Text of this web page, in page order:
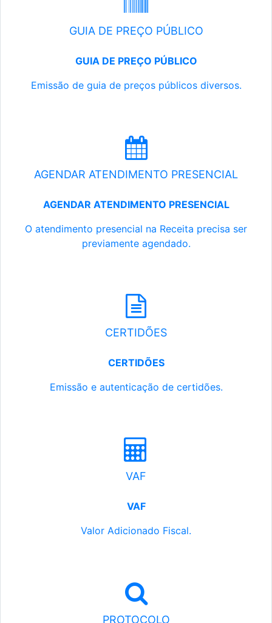
GUIA DE PREÇO PÚBLICO
GUIA DE PREÇO PÚBLICO
Emissão de guia de preços públicos diversos.
AGENDAR ATENDIMENTO PRESENCIAL
AGENDAR ATENDIMENTO PRESENCIAL
O atendimento presencial na Receita precisa ser
previamente agendado.
CERTIDÕES
CERTIDÕES
Emissão e autenticação de certidões.
VAF
VAF
Valor Adicionado Fiscal.
PROTOCOLO